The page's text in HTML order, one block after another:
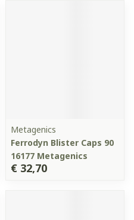
Metagenics
Ferrodyn Blister Caps 90
16177 Metagenics
€ 32,70